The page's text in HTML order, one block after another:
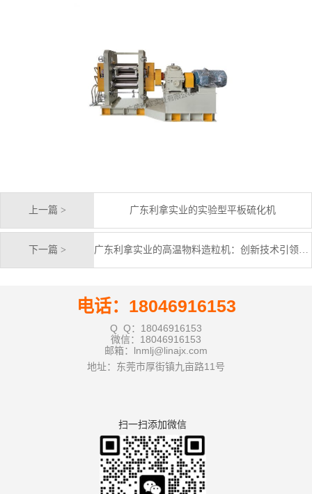
上一篇 > 广东利拿实业的实验型平板硫化机
下一篇 > 广东利拿实业的高温物料造粒机：创新技术引领行业新标准
电话：18046916153
Q Q：18046916153
微信：18046916153
邮箱：lnmlj@linajx.com
地址：东莞市厚街镇九亩路11号
扫一扫添加微信